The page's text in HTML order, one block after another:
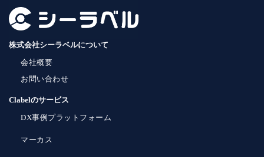
株式会社シーラベルについて
会社概要
お問い合わせ
Clabelのサービス
DX事例プラットフォーム
マーカス